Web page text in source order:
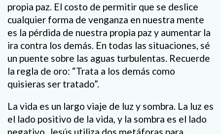
propia paz. El costo de permitir que se deslice
cualquier forma de venganza en nuestra mente
es la pérdida de nuestra propia paz y aumentar la
ira contra los demás. En todas las situaciones, sé
un puente sobre las aguas turbulentas. Recuerde
la regla de oro: “Trata a los demás como
quisieras ser tratado”.
La vida es un largo viaje de luz y sombra. La luz es
el lado positivo de la vida, y la sombra es el lado
negativo. Jesús utiliza dos metáforas para